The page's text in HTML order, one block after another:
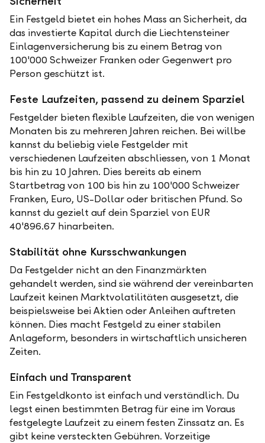
Ein Festgeld bietet ein hohes Mass an Sicherheit, da
das investierte Kapital durch die Liechtensteiner
Einlagenversicherung bis zu einem Betrag von
100'000 Schweizer Franken oder Gegenwert pro
Person geschützt ist.
Feste Laufzeiten, passend zu deinem Sparziel
Festgelder bieten flexible Laufzeiten, die von wenigen
Monaten bis zu mehreren Jahren reichen. Bei willbe
kannst du beliebig viele Festgelder mit
verschiedenen Laufzeiten abschliessen, von 1 Monat
bis hin zu 10 Jahren. Dies bereits ab einem
Startbetrag von 100 bis hin zu 100'000 Schweizer
Franken, Euro, US-Dollar oder britischen Pfund. So
kannst du gezielt auf dein Sparziel von EUR
40'896.67 hinarbeiten.
Stabilität ohne Kursschwankungen
Da Festgelder nicht an den Finanzmärkten
gehandelt werden, sind sie während der vereinbarten
Laufzeit keinen Marktvolatilitäten ausgesetzt, die
beispielsweise bei Aktien oder Anleihen auftreten
können. Dies macht Festgeld zu einer stabilen
Anlageform, besonders in wirtschaftlich unsicheren
Zeiten.
Einfach und Transparent
Ein Festgeldkonto ist einfach und verständlich. Du
legst einen bestimmten Betrag für eine im Voraus
festgelegte Laufzeit zu einem festen Zinssatz an. Es
gibt keine versteckten Gebühren. Vorzeitige